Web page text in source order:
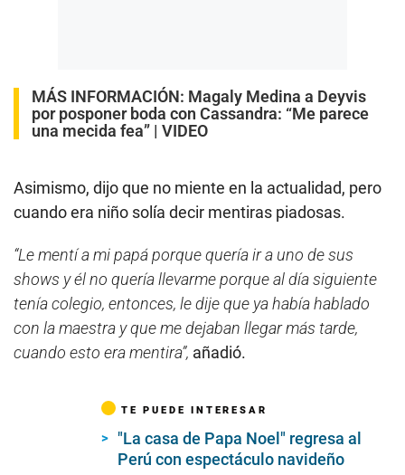
MÁS INFORMACIÓN: Magaly Medina a Deyvis
por posponer boda con Cassandra: “Me parece
una mecida fea” | VIDEO
Asimismo, dijo que no miente en la actualidad, pero
cuando era niño solía decir mentiras piadosas.
“Le mentí a mi papá porque quería ir a uno de sus
shows y él no quería llevarme porque al día siguiente
tenía colegio, entonces, le dije que ya había hablado
con la maestra y que me dejaban llegar más tarde,
cuando esto era mentira”, añadió.
TE PUEDE INTERESAR
"La casa de Papa Noel" regresa al
Perú con espectáculo navideño